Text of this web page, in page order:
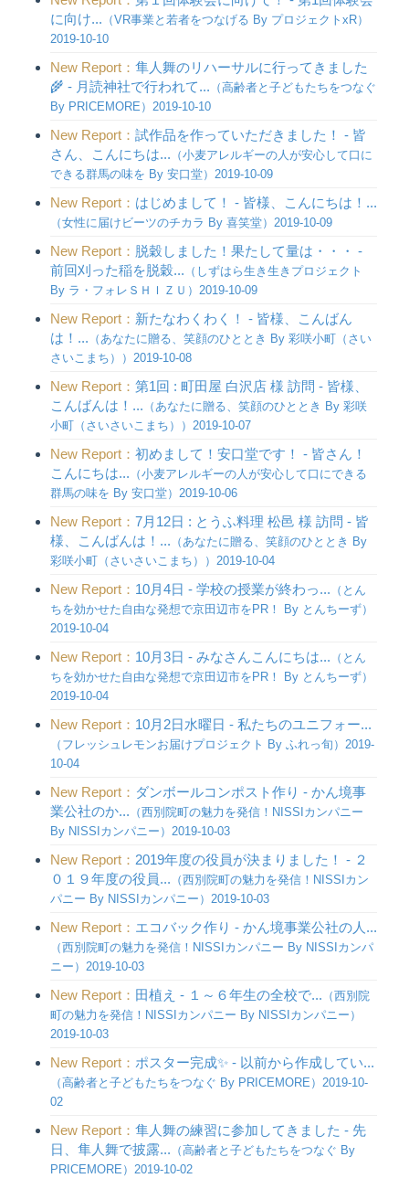
に向け... （VR事業と若者をつなげる By プロジェクトxR）
2019-10-10
New Report： 隼人舞のリハーサルに行ってきました
🌾 - 月読神社で行われて... （高齢者と子どもたちをつなぐ
By PRICEMORE）2019-10-10
New Report： 試作品を作っていただきました！ - 皆
さん、こんにちは... （小麦アレルギーの人が安心して口に
できる群馬の味を By 安口堂）2019-10-09
New Report： はじめまして！ - 皆様、こんにちは！...
（女性に届けビーツのチカラ By 喜笑堂）2019-10-09
New Report： 脱穀しました！果たして量は・・・ -
前回刈った稲を脱穀... （しずはら生き生きプロジェクト
By ラ・フォレＳＨＩＺＵ）2019-10-09
New Report： 新たなわくわく！ - 皆様、こんばん
は！... （あなたに贈る、笑顔のひととき By 彩咲小町（さい
さいこまち））2019-10-08
New Report： 第1回 : 町田屋 白沢店 様 訪問 - 皆様、
こんばんは！... （あなたに贈る、笑顔のひととき By 彩咲
小町（さいさいこまち））2019-10-07
New Report： 初めまして！安口堂です！ - 皆さん！
こんにちは... （小麦アレルギーの人が安心して口にできる
群馬の味を By 安口堂）2019-10-06
New Report： 7月12日 : とうふ料理 松邑 様 訪問 - 皆
様、こんばんは！... （あなたに贈る、笑顔のひととき By
彩咲小町（さいさいこまち））2019-10-04
New Report： 10月4日 - 学校の授業が終わっ... （とん
ちを効かせた自由な発想で京田辺市をPR！ By とんちーず）
2019-10-04
New Report： 10月3日 - みなさんこんにちは... （とん
ちを効かせた自由な発想で京田辺市をPR！ By とんちーず）
2019-10-04
New Report： 10月2日水曜日 - 私たちのユニフォー...
（フレッシュレモンお届けプロジェクト By ふれっ旬）2019-
10-04
New Report： ダンボールコンポスト作り - かん境事
業公社のか... （西別院町の魅力を発信！NISSIカンパニー
By NISSIカンパニー）2019-10-03
New Report： 2019年度の役員が決まりました！ - ２
０１９年度の役員... （西別院町の魅力を発信！NISSIカン
パニー By NISSIカンパニー）2019-10-03
New Report： エコバック作り - かん境事業公社の人...
（西別院町の魅力を発信！NISSIカンパニー By NISSIカンパ
ニー）2019-10-03
New Report： 田植え - １～６年生の全校で... （西別院
町の魅力を発信！NISSIカンパニー By NISSIカンパニー）
2019-10-03
New Report： ポスター完成✨ - 以前から作成してい...
（高齢者と子どもたちをつなぐ By PRICEMORE）2019-10-
02
New Report： 隼人舞の練習に参加してきました - 先
日、隼人舞で披露... （高齢者と子どもたちをつなぐ By
PRICEMORE）2019-10-02